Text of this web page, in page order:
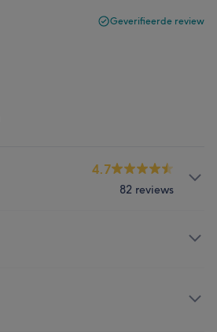
Geverifieerde review
4.7
82 reviews